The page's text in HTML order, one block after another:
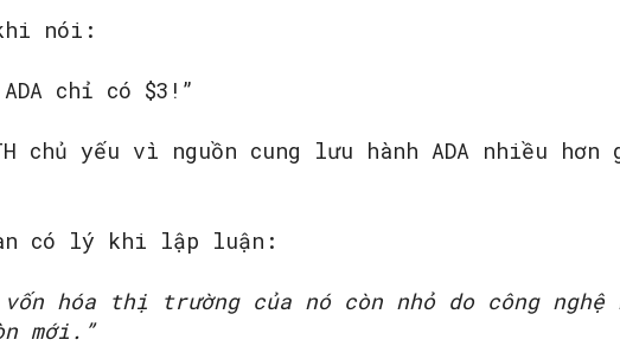
nói:
chỉ có $3!”
chủ yếu vì nguồn cung lưu hành ADA nhiều hơn
có lý khi lập luận:
vốn hóa thị trường của nó còn nhỏ do công
mới.”